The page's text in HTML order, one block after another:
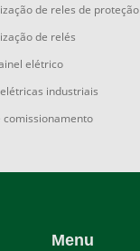
de reles de proteção
de relés
elétrico
industriais
comissionamento
Menu